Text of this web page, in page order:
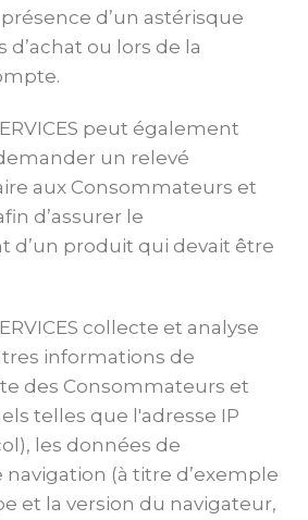
d’un astérisque
d’achat ou lors de la
peut également
un relevé
aux Consommateurs et
d’assurer le
d’un produit qui devait être
collecte et analyse
informations de
des Consommateurs et
telles que l'adresse IP
les données de
(à titre d’exemple
et la version du navigateur,